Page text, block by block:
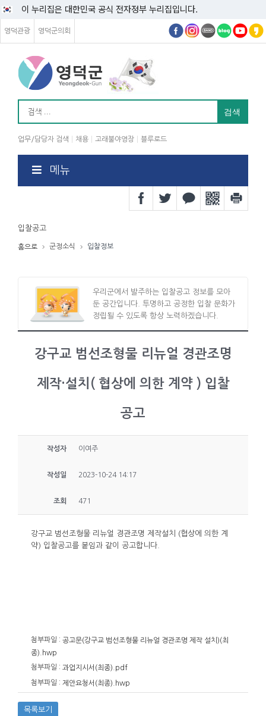
이 누리집은 대한민국 공식 전자정부 누리집입니다.
영덕관광 영덕군의회
업무/담당자 검색 채용 고래불야영장 블루로드
메뉴
입찰공고
홈으로 군정소식 입찰정보
우리군에서 발주하는 입찰공고 정보를 모아
둔 공간입니다. 투명하고 공정한 입찰 문화가
정립될 수 있도록 항상 노력하겠습니다.
강구교 범선조형물 리뉴얼 경관조명
제작·설치( 협상에 의한 계약 ) 입찰
공고
작성자 이여주
작성일 2023-10-24 14:17
조회 471
강구교 범선조형물 리뉴얼 경관조명 제작설치 (협상에 의한 계
약) 입찰공고를 붙임과 같이 공고합니다.
첨부파일 : 공고문(강구교 범선조형물 리뉴얼 경관조명 제작 설치)(최
종).hwp
첨부파일 : 과업지시서(최종).pdf
첨부파일 : 제안요청서(최종).hwp
목록보기